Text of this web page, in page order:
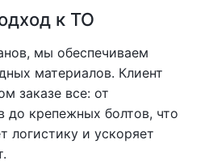
к ТО
мы обеспечиваем
материалов. Клиент
заказе все: от
до крепежных болтов, что
логистику и ускоряет